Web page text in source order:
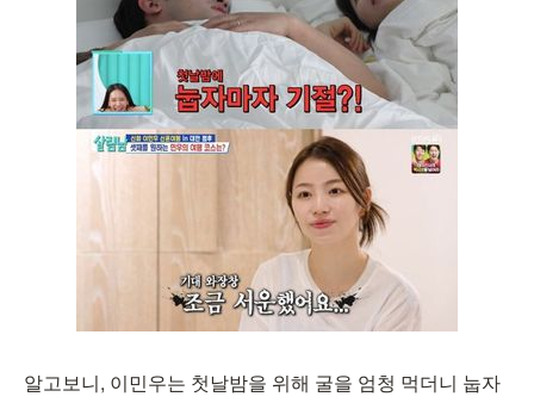
알고보니, 이민우는 첫날밤을 위해 굴을 엄청 먹더니 눕자